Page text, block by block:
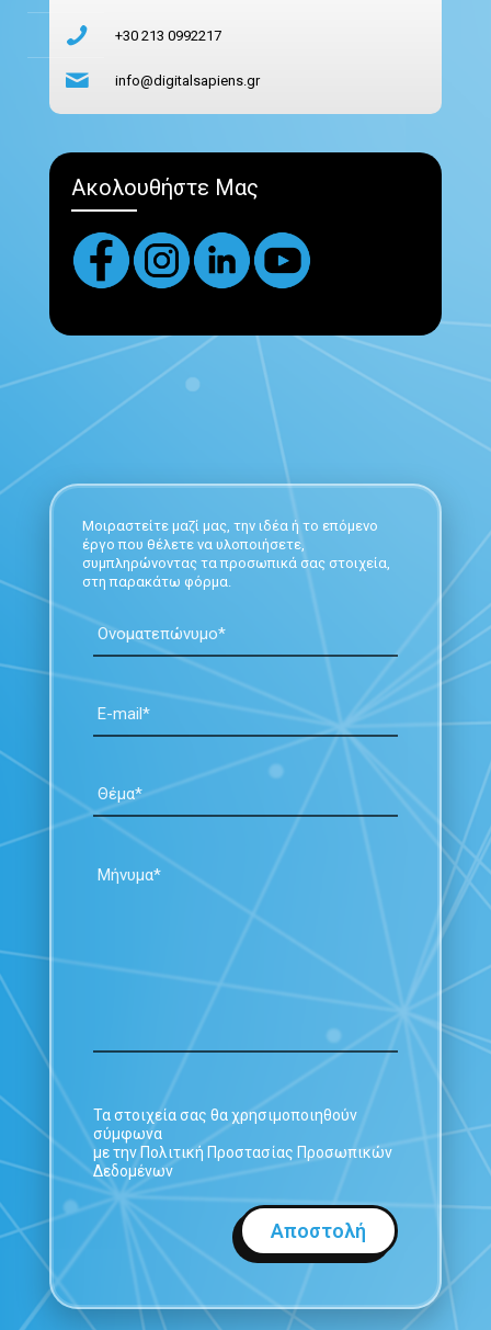
+30 213 0992217
info@digitalsapiens.gr
Ακολουθήστε Μας
Μοιραστείτε μαζί μας, την ιδέα ή το επόμενο
έργο που θέλετε να υλοποιήσετε,
συμπληρώνοντας τα προσωπικά σας στοιχεία,
στη παρακάτω φόρμα.
Τα στοιχεία σας θα χρησιμοποιηθούν
σύμφωνα
με την Πολιτική Προστασίας Προσωπικών
Δεδομένων